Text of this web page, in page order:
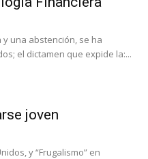
y una abstención, se ha
el dictamen que expide la:...
joven
y “Frugalismo” en